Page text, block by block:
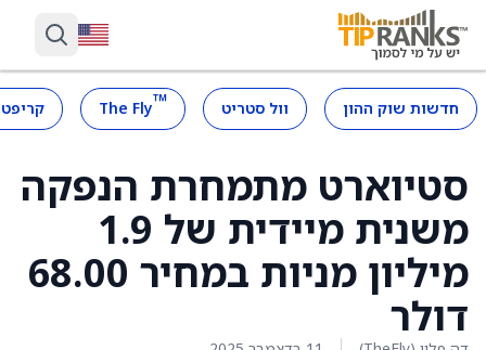
חדשות שוק ההון וול סטריט ™
The Fly
סטיוארט מתמחרת הנפקה
משנית מיידית של 1.9
מיליון מניות במחיר 68.00
דולר